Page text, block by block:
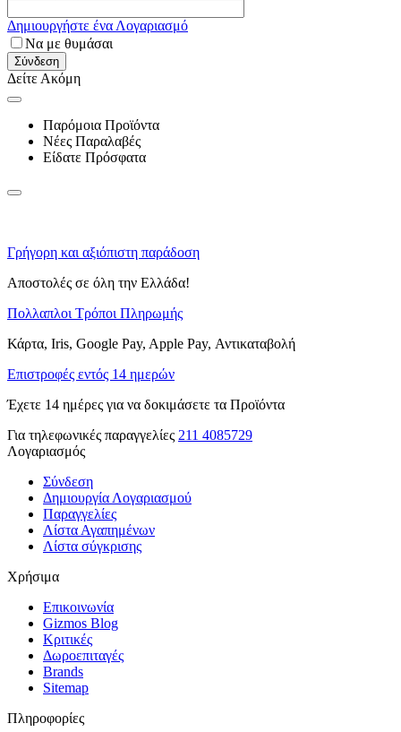
Δημιουργήστε ένα Λογαριασμό
Να με θυμάσαι
Σύνδεση
Δείτε Ακόμη
Παρόμοια Προϊόντα
Νέες Παραλαβές
Είδατε Πρόσφατα
Γρήγορη και αξιόπιστη παράδοση
Αποστολές σε όλη την Ελλάδα!
Πολλαπλοι Τρόποι Πληρωμής
Κάρτα, Iris, Google Pay, Apple Pay, Αντικαταβολή
Επιστροφές εντός 14 ημερών
Έχετε 14 ημέρες για να δοκιμάσετε τα Προϊόντα
Για τηλεφωνικές παραγγελίες 211 4085729
Λογαριασμός
Σύνδεση
Δημιουργία Λογαριασμού
Παραγγελίες
Λίστα Αγαπημένων
Λίστα σύγκρισης
Χρήσιμα
Επικοινωνία
Gizmos Blog
Κριτικές
Δωροεπιταγές
Brands
Sitemap
Πληροφορίες